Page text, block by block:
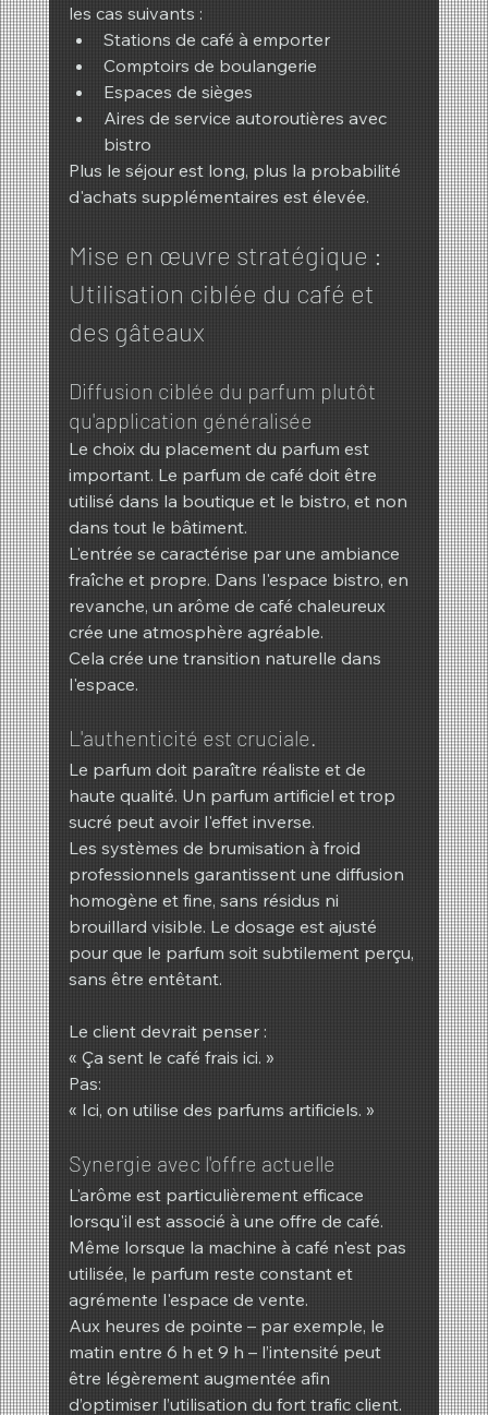
les cas suivants :
Stations de café à emporter
Comptoirs de boulangerie
Espaces de sièges
Aires de service autoroutières avec
bistro
Plus le séjour est long, plus la probabilité
d'achats supplémentaires est élevée.
Mise en œuvre stratégique :
Utilisation ciblée du café et
des gâteaux
Diffusion ciblée du parfum plutôt
qu'application généralisée
Le choix du placement du parfum est
important. Le parfum de café doit être
utilisé dans la boutique et le bistro, et non
dans tout le bâtiment.
L'entrée se caractérise par une ambiance
fraîche et propre. Dans l'espace bistro, en
revanche, un arôme de café chaleureux
crée une atmosphère agréable.
Cela crée une transition naturelle dans
l'espace.
L'authenticité est cruciale.
Le parfum doit paraître réaliste et de
haute qualité. Un parfum artificiel et trop
sucré peut avoir l'effet inverse.
Les systèmes de brumisation à froid
professionnels garantissent une diffusion
homogène et fine, sans résidus ni
brouillard visible. Le dosage est ajusté
pour que le parfum soit subtilement perçu,
sans être entêtant.
Le client devrait penser :
« Ça sent le café frais ici. »
Pas:
« Ici, on utilise des parfums artificiels. »
Synergie avec l'offre actuelle
L'arôme est particulièrement efficace
lorsqu'il est associé à une offre de café.
Même lorsque la machine à café n'est pas
utilisée, le parfum reste constant et
agrémente l'espace de vente.
Aux heures de pointe – par exemple, le
matin entre 6 h et 9 h – l’intensité peut
être légèrement augmentée afin
d’optimiser l’utilisation du fort trafic client.